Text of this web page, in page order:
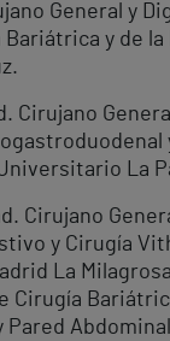
General y
y de la
Cirujano
La
Cirujano
y Cirugía
La
Cirugía
Pared